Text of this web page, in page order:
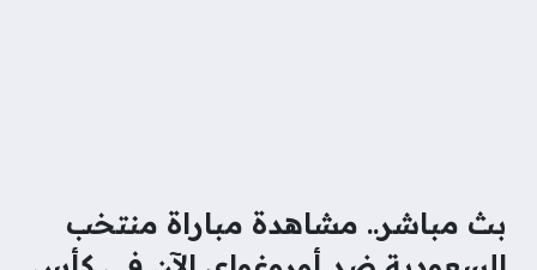
بث مباشر.. مشاهدة مباراة منتخب